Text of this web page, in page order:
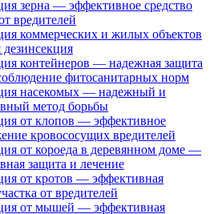
зерна — эффективное средство
вредителей
коммерческих и жилых объектов
дезинсекция
контейнеров — надежная защита
фитосанитарных норм
насекомых — надежный и
метод борьбы
от клопов — эффективное
кровососущих вредителей
от короеда в деревянном доме —
защита и лечение
от кротов — эффективная
от вредителей
от мышей — эффективная